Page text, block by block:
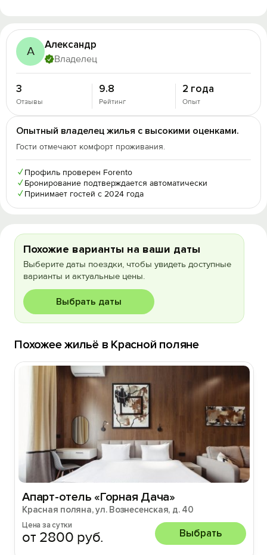
А Александр
Владелец
3
Отзывы
9.8
Рейтинг
2 года
Опыт
Опытный владелец жилья с высокими оценками.
Гости отмечают комфорт проживания.
✓ Профиль проверен Forento
✓ Бронирование подтверждается автоматически
✓ Принимает гостей с 2024 года
Похожие варианты на ваши даты
Выберите даты поездки, чтобы увидеть доступные
варианты и актуальные цены.
Выбрать даты
Похожее жильё в Красной поляне
Апарт-отель «Горная Дача»
Красная поляна, ул. Вознесенская, д. 40
Цена за сутки
от 2800 руб. Выбрать